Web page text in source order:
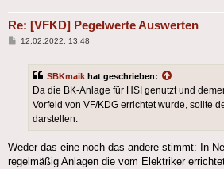
Re: [VFKD] Pegelwerte Auswerten
Beitrag
12.02.2022, 13:48
SBKmaik hat geschrieben:
Da die BK-Anlage für HSI genutzt und
Vorfeld von VF/KDG errichtet wurde, sollte
darstellen.
Weder das eine noch das andere stimmt: In
regelmäßig Anlagen die vom Elektriker